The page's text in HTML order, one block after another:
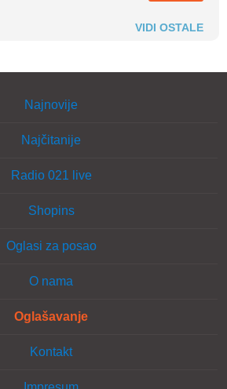
VIDI OSTALE
Najnovije
Najčitanije
Radio 021 live
Shopins
Oglasi za posao
O nama
Oglašavanje
Kontakt